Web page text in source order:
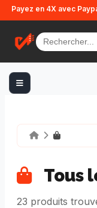
4X avec Paypal et
Tous
23 produits
Panneau de gestion